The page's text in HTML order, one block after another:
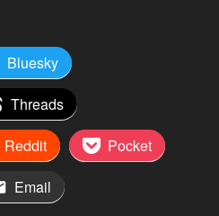
Bluesky
Threads
Reddit
Pocket
Email